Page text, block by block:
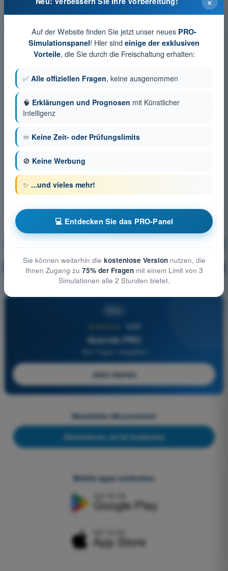
🔒 PRO Erläuterung der Frage
4,6/5
Quizvds PRO
Alle Fragen inbegriffen
Jetzt starten
Newsletter-Abonnement
Abonnieren, es ist kostenlos
Mobile apps entdecken
Auf der Website finden Sie jetzt unser neues PRO-
Simulationspanel! Hier sind einige der exklusiven
Vorteile, die Sie durch die Freischaltung erhalten:
✅ Alle offiziellen Fragen, keine ausgenommen
🧠 Erklärungen und Prognosen mit Künstlicher
Intelligenz
♾️ Keine Zeit- oder Prüfungslimits
🚫 Keine Werbung
✨ ...und vieles mehr!
💻 Entdecken Sie das PRO-Panel
Sie können weiterhin die kostenlose Versionnutzen, die
Ihnen Zugang zu 75% der Fragenmit einem Limit von 3
Simulationen alle 2 Stunden bietet.